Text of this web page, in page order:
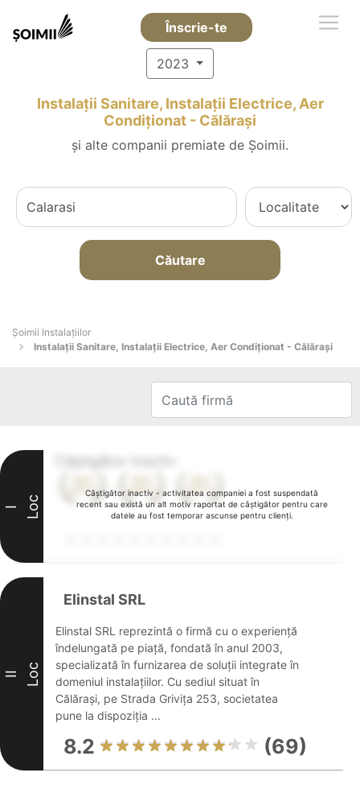
Înscrie-te
2023
Instalații Sanitare, Instalații Electrice, Aer
Condiționat - Călăraşi
și alte companii premiate de Șoimii.
Căutare
Şoimii Instalaţiilor
Instalații Sanitare, Instalații Electrice, Aer Condiționat - Călăraşi
Câștigător inactiv - activitatea companiei a fost suspendată
recent sau există un alt motiv raportat de câștigător pentru care
datele au fost temporar ascunse pentru clienți.
I Loc
II Loc
Elinstal SRL
Elinstal SRL reprezintă o firmă cu o experiență
îndelungată pe piață, fondată în anul 2003,
specializată în furnizarea de soluții integrate în
domeniul instalațiilor. Cu sediul situat în
Călărași, pe Strada Grivița 253, societatea
pune la dispoziția ...
8.2 (69)